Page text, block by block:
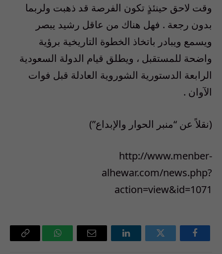
وقت لاحق حينئذٍ تكون الفرصة قد ذهبت ولربما
بدون رجعة . فهل هناك من عاقل رشيد يبصر
ويسمع ويبادر باتخاذ الخطوة التاريخية برؤية
واضحة للمستقبل ، ويطلق قيام الدولة السعودية
الرابعة الدستورية الشوروية العادلة قبل فوات
الآوان .
(نقلاً عن “منبر الحوار والإبداع”)
http://www.menber-
alhewar.com/news.php?
action=view&id=1071
فيسبوك تويتر لينكدإن
البريد
واتساب Copy